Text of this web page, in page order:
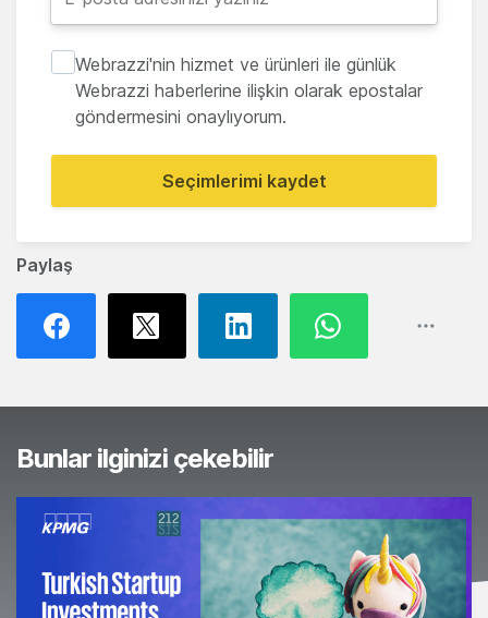
Paylaş
Webrazzi'nin hizmet ve ürünleri ile günlük
Webrazzi haberlerine ilişkin olarak epostalar
göndermesini onaylıyorum.
Seçimlerimi kaydet
Bunlar ilginizi çekebilir